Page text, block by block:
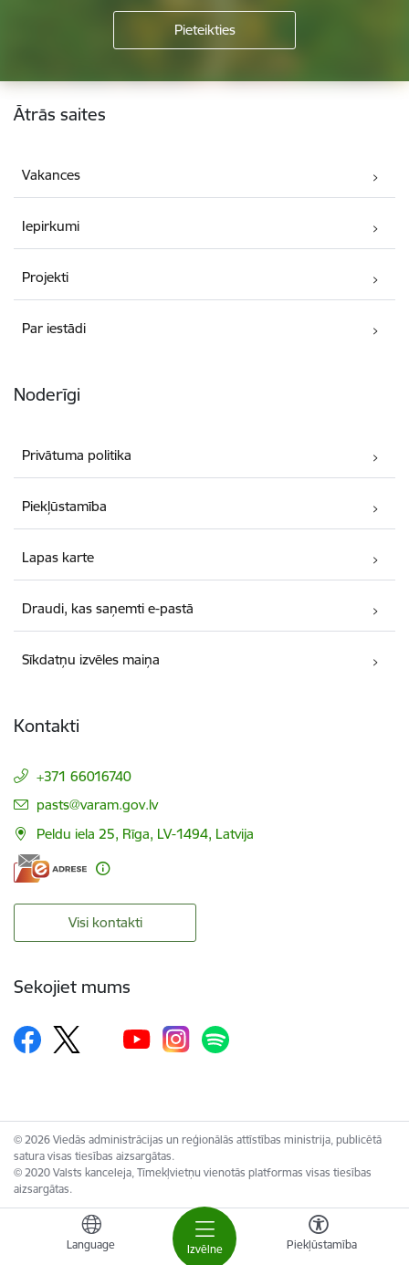
Izvēlne
Language Piekļūstamība
Kājene
Ātrās saites
Vakances
Iepirkumi
Projekti
Par iestādi
Noderīgi
Privātuma politika
Piekļūstamība
Lapas karte
Draudi, kas saņemti e-pastā
Sīkdatņu izvēles maiņa
Kontakti
+371 66016740
E-pasts:
pasts@varam.gov.lv
Peldu iela 25, Rīga, LV-1494, Latvija
Visi kontakti
Sekojiet mums
© 2026 Viedās administrācijas un reģionālās attīstības ministrija, publicētā
satura visas tiesības aizsargātas.
© 2020 Valsts kanceleja, Tīmekļvietņu vienotās platformas visas tiesības
aizsargātas.